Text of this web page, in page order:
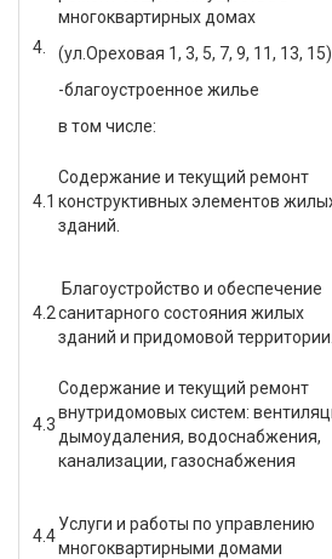
4.
многоквартирных домах
(ул.Ореховая 1, 3, 5, 7, 9, 11, 13, 15)
-благоустроенное жилье
в том числе:
4.1
Содержание и текущий ремонт
конструктивных элементов
зданий.
4.2
Благоустройство и обеспечение
санитарного состояния жилых
зданий и придомовой территории.
4.3
Содержание и текущий ремонт
внутридомовых систем:
дымоудаления, водоснабжения,
канализации, газоснабжения
4.4
Услуги и работы по управлению
многоквартирными домами